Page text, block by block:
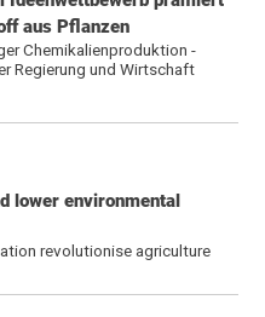
aus Pflanzen
Chemikalienproduktion -
Regierung und Wirtschaft
lower environmental
revolutionise agriculture